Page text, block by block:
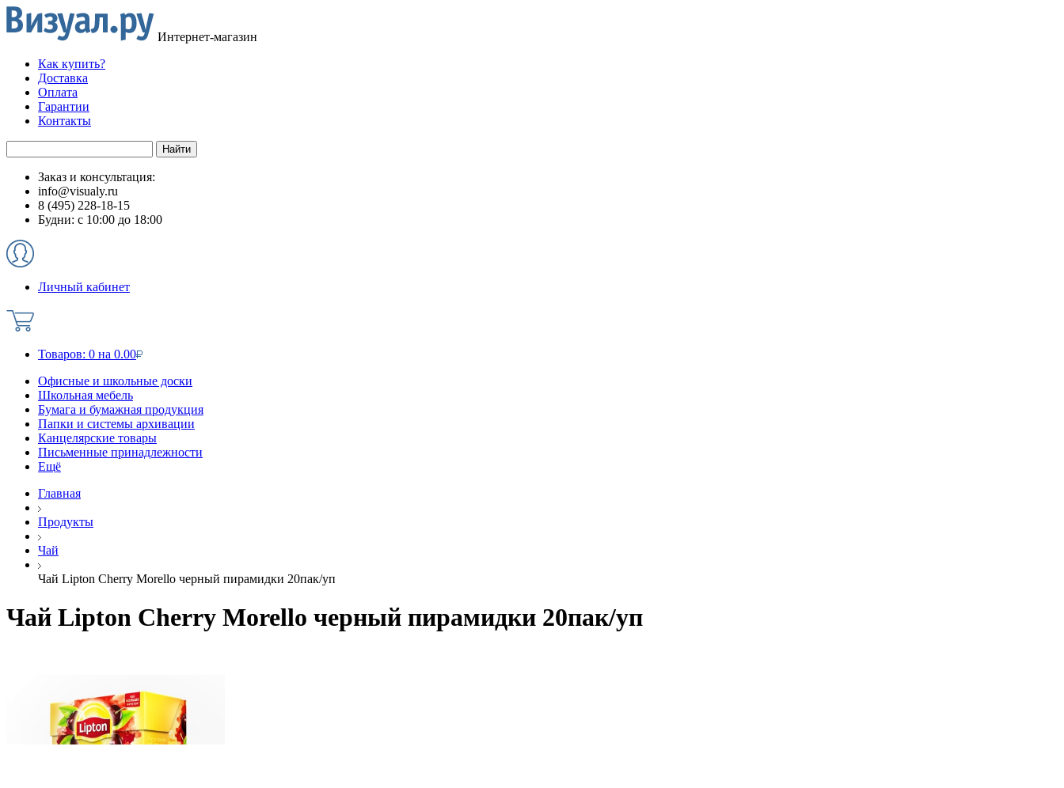
Интернет-магазин
Как купить?
Доставка
Оплата
Гарантии
Контакты
Заказ и консультация:
info@visualy.ru
8 (495) 228-18-15
Будни: с 10:00 до 18:00
Личный кабинет
Товаров: 0 на 0.00
Офисные и школьные доски
Школьная мебель
Бумага и бумажная продукция
Папки и системы архивации
Канцелярские товары
Письменные принадлежности
Ещё
Главная
Продукты
Чай
Чай Lipton Cherry Morello черный пирамидки 20пак/уп
Чай Lipton Cherry Morello черный пирамидки 20пак/уп